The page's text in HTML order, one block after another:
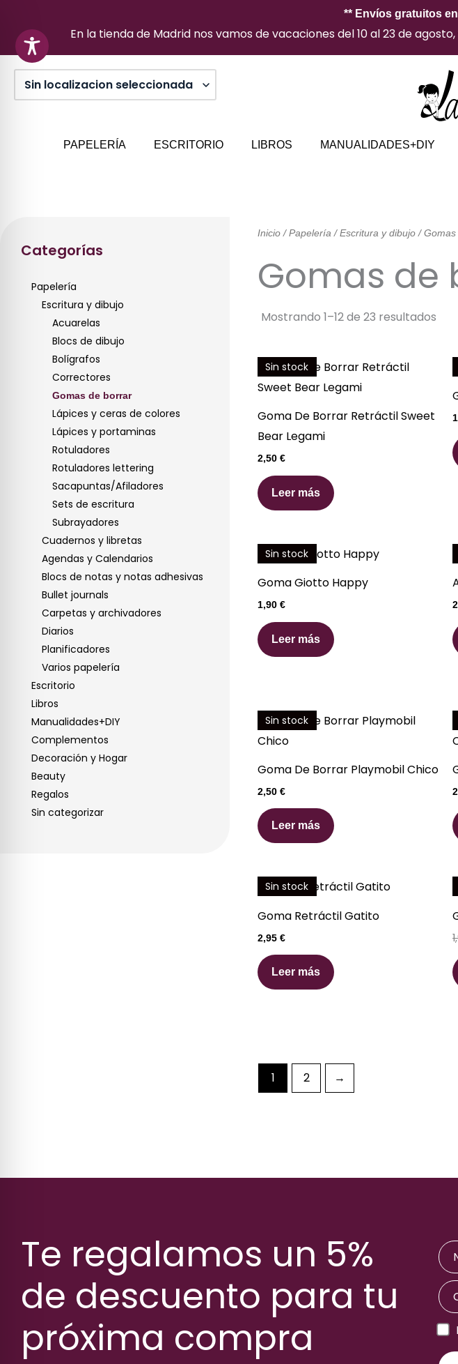
contenido
** Envíos gratuitos
En la tienda de Madrid nos vamos de vacaciones del 10 al 23 de
PAPELERÍA ESCRITORIO LIBROS MANUALIDADES+DIY
Categorías
Papelería
Escritura y dibujo
Acuarelas
Blocs de dibujo
Bolígrafos
Correctores
Gomas de borrar
Lápices y ceras de colores
Lápices y portaminas
Rotuladores
Rotuladores lettering
Sacapuntas/Afiladores
Sets de escritura
Subrayadores
Cuadernos y libretas
Agendas y Calendarios
Blocs de notas y notas adhesivas
Bullet journals
Carpetas y archivadores
Diarios
Planificadores
Varios papelería
Escritorio
Libros
Manualidades+DIY
Complementos
Decoración y Hogar
Beauty
Regalos
Sin categorizar
Inicio /Papelería /Escritura y dibujo /
Gomas de
Mostrando 1–12 de 23 resultados
Sin stock
Goma De Borrar Retráctil Sweet
Bear Legami
2,50 €
Leer más
Sin stock
Goma Giotto Happy
1,90 €
Leer más
Sin stock
Goma De Borrar Playmobil Chico
2,50 €
Leer más
Sin stock
Goma Retráctil Gatito
2,95 €
Leer más
1 2 →
Te regalamos un 5%
de descuento para tu
próxima compra